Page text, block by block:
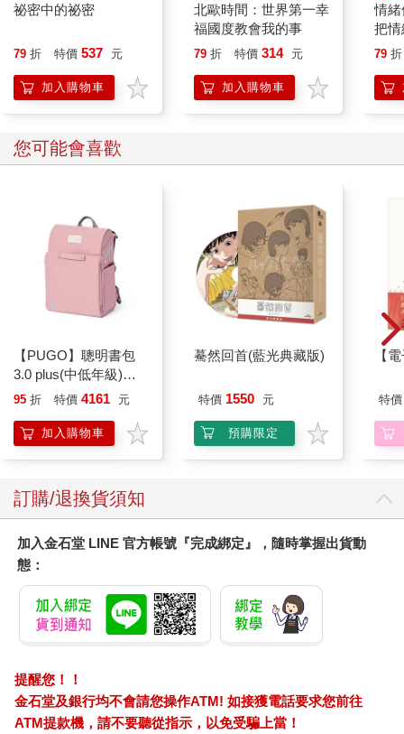
有時候虛構比真實更好
確實，電玩裡的戰鬥跟現實生活的戰鬥不一樣。電玩裡的戰鬥不
會真的致人於死（除非你在遊戲裡殺的是北韓唯一擁有PS5的那
位所操縱的角色，這樣一來你就麻煩大了），也不會讓人流汗氣
喘吁吁。然而，很多玩家想要的本來就不是真實的戰鬥。沒人想
要扛著幾公斤的刀斧在大太陽底下跑來跑去，然後烤蜥蜴吃。我
一個活動沒「成為真實」，不代表這活動比較差，而且很多時候
究無法成為真實的對決，不過這不代表它們比較差。事實上，像
場地範圍限制和攻擊方式限制這類規則，反而令比賽更精彩，選
手更能發揮技術和耐力方面的卓越，並在不需要擔心死亡和受重
傷的情況下磨練技巧。
在《我家有個小小哲學家！》一書裡，密西根大學的哲學家赫修
維茲討論拳擊比賽，指出在不同量級之間，因為選手的體型不
趣味。
理論上較輕量級的頂尖選手不太可能打贏較重量級的頂尖選手，
但粉絲會討論在「同量級」（pound for pound）的情況下，誰的
公平的情況下對決，這事不可能真的發生，但卻是很實際且可以
有一定依據的議題。
十七世紀的護手劍決鬥（可以殺人）哪個比較好？」很難成為有
意義的問題，因為它們的目的不同。同樣地，除非有更明確的問
也很難成為有意義的問題，因為它們考驗選手的不同技巧、提供
觀眾不同的娛樂。
當然，電玩在很多面向模擬真實，例如愈來愈細緻的材質貼圖和
光影、動作表現。在《碧血狂殺二》裡，角色在背光時，甚至可
以看見耳朵裡透光的紅暈。但這不代表電玩想要成為真實，因為
性。遊戲時常為了沉浸感和遊戲性去犧牲真實，《血源詛咒》為
了讓玩家沉浸於更積極的戰鬥系統，在動作設計上讓角色的原地
轉身不花時間，這在物理上是不可能的。
如果做遊戲的人願意，當然可以把「逼近真實」當成目標。我們
祕密中的祕密
79 折 特價 537 元
加入購物車
北歐時間：世界第一幸
福國度教會我的事
79 折 特價 314 元
加入購物車
情
把
誰
79 折
您可能會喜歡
【PUGO】聰明書包
3.0 plus(中低年級)藕
粉 全新進化玩美上市
95 折 特價 4161 元
加入購物車
驀然回首(藍光典藏版)
特價 1550 元
預購限定
【
特價
訂購/退換貨須知
加入金石堂 LINE 官方帳號『完成綁定』，隨時掌握出貨動
態：
提醒您！！
金石堂及銀行均不會請您操作ATM! 如接獲電話要求您前往
ATM提款機，請不要聽從指示，以免受騙上當！